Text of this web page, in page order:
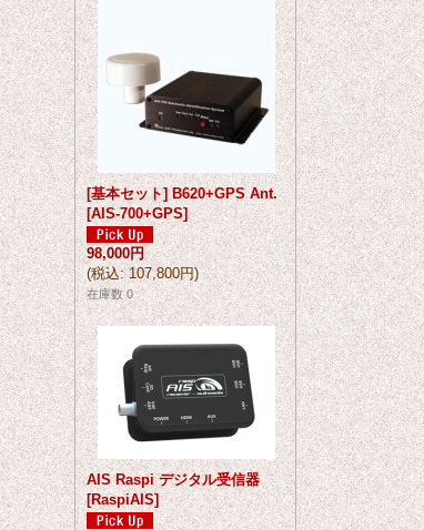
[基本セット] B620+GPS Ant.
[AIS-700+GPS]
98,000円
(税込: 107,800円)
在庫数 0
AIS Raspi デジタル受信器
[RaspiAIS]